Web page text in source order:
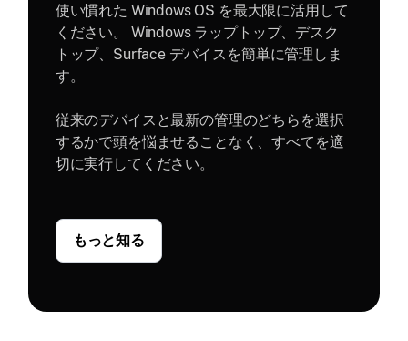
使い慣れた Windows OS を最大限に活用して
ください。 Windows ラップトップ、デスク
トップ、Surface デバイスを簡単に管理しま
す。
従来のデバイスと最新の管理のどちらを選択
するかで頭を悩ませることなく、すべてを適
切に実行してください。
もっと知る